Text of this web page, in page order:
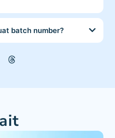
batch number?